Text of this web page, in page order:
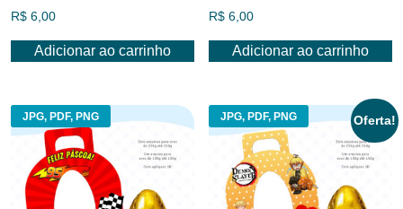
R$ 6,00
Adicionar ao carrinho
R$ 6,00
Adicionar ao carrinho
JPG, PDF, PNG JPG, PDF, PNG Oferta!